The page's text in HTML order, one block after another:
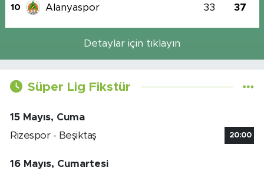
10 Alanyaspor 33 37
Detaylar için tıklayın
Süper Lig Fikstür
15 Mayıs, Cuma
Rizespor - Beşiktaş
20:00
16 Mayıs, Cumartesi